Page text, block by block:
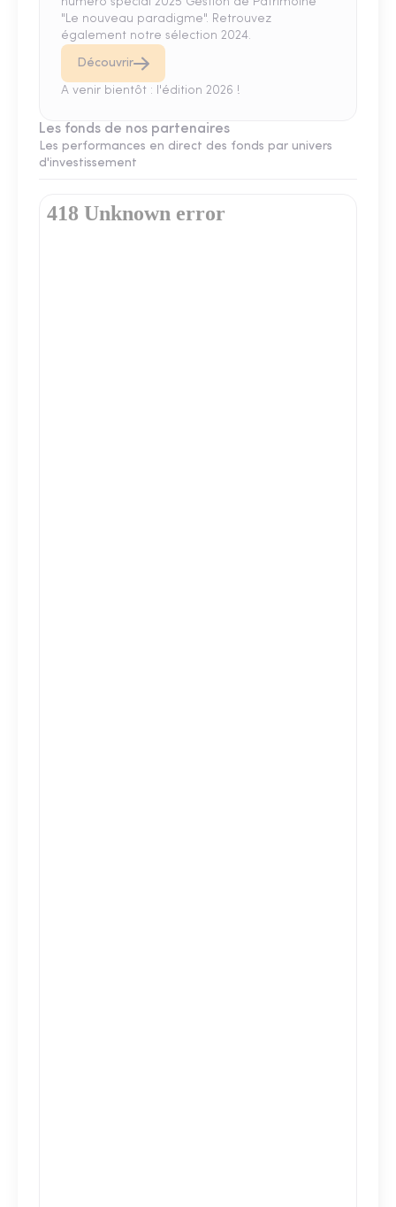
"Le nouveau paradigme". Retrouvez
également notre sélection 2024.
Découvrir
A venir bientôt : l'édition 2026 !
Les fonds de nos partenaires
Les performances en direct des fonds par univers
d'investissement